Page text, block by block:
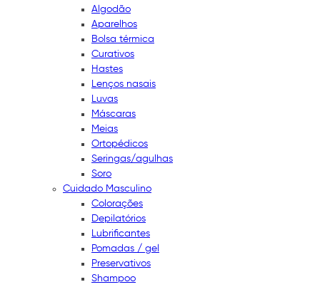
Algodão
Aparelhos
Bolsa térmica
Curativos
Hastes
Lenços nasais
Luvas
Máscaras
Meias
Ortopédicos
Seringas/agulhas
Soro
Cuidado Masculino
Colorações
Depilatórios
Lubrificantes
Pomadas / gel
Preservativos
Shampoo